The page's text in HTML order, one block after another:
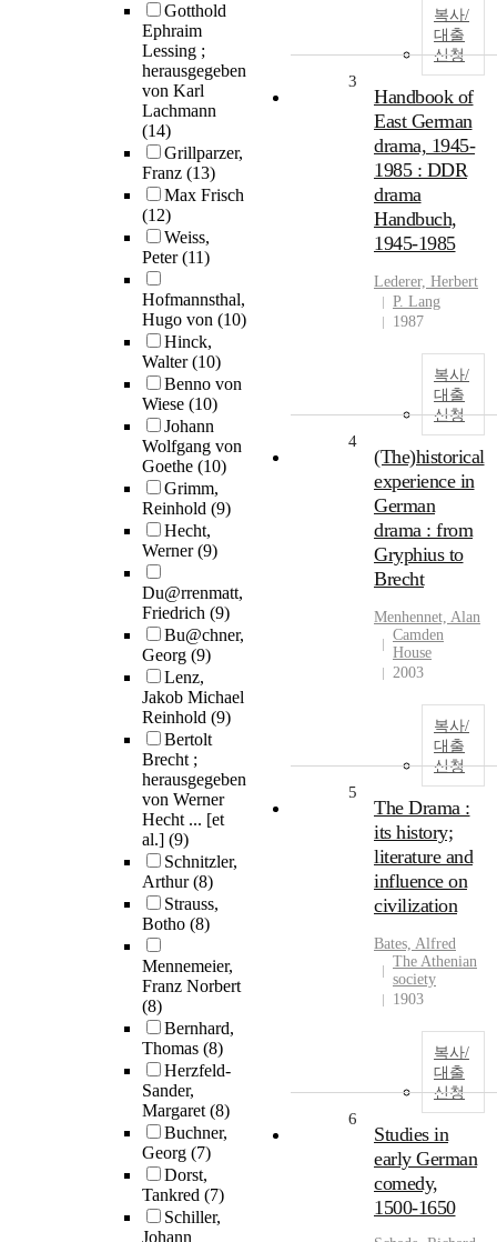
Gotthold
Ephraim
Lessing ;
herausgegeben
von Karl
Lachmann
(14)
Grillparzer,
Franz (13)
Max Frisch
(12)
Weiss,
Peter(11)
Hofmannsthal,
Hugo von (10)
Hinck,
Walter(10)
Benno von
Wiese (10)
Johann
Wolfgang von
Goethe (10)
Grimm,
Reinhold (9)
Hecht,
Werner(9)
Du@rrenmatt,
Friedrich (9)
Bu@chner,
Georg (9)
Lenz,
Jakob Michael
Reinhold (9)
Bertolt
Brecht ;
herausgegeben
von Werner
Hecht ... [et
al.] (9)
Schnitzler,
Arthur(8)
Strauss,
Botho (8)
Mennemeier,
Franz Norbert
(8)
Bernhard,
Thomas (8)
Herzfeld-
Sander,
Margaret(8)
Buchner,
Georg (7)
Dorst,
Tankred (7)
Schiller,
Johann
복사/
대출
신청
3
Handbook of
East German
drama, 1945-
1985 : DDR
drama
Handbuch,
1945-1985
Lederer, Herbert
P. Lang
1987
복사/
대출
신청
4
(The)historical
experience in
German
drama : from
Gryphius to
Brecht
Menhennet, Alan
Camden
House
2003
복사/
대출
신청
5
The Drama :
its history;
literature and
influence on
civilization
Bates, Alfred
The Athenian
society
1903
복사/
대출
신청
6
Studies in
early German
comedy,
1500-1650